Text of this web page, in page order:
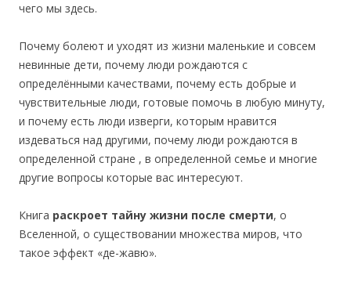
чего мы здесь.
Почему болеют и уходят из жизни маленькие и совсем
невинные дети, почему люди рождаются с
определёнными качествами, почему есть добрые и
чувствительные люди, готовые помочь в любую минуту,
и почему есть люди изверги, которым нравится
издеваться над другими, почему люди рождаются в
определенной стране , в определенной семье и многие
другие вопросы которые вас интересуют.
Книга раскроет тайну жизни после смерти, о
Вселенной, о существовании множества миров, что
такое эффект «де-жавю».